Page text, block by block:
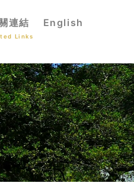
連結
Links
English